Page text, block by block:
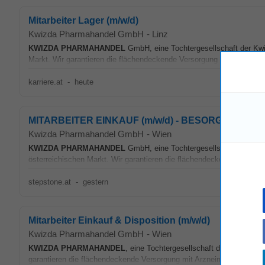
Mitarbeiter Lager (m/w/d)
Kwizda Pharmahandel GmbH - Linz
KWIZDA PHARMAHANDEL GmbH, eine Tochtergesellschaft der
Markt. Wir garantieren die flächendeckende Versorgung mit
karriere.at - heute
MITARBEITER EINKAUF (m/w/d) -
Kwizda Pharmahandel GmbH - Wien
KWIZDA PHARMAHANDEL GmbH, eine Tochtergesellschaft der
österreichischen Markt. Wir garantieren die flächendeckende
stepstone.at - gestern
Mitarbeiter Einkauf & Disposition (m/w/d)
Kwizda Pharmahandel GmbH - Wien
KWIZDA PHARMAHANDEL, eine Tochtergesellschaft der Kwizda
garantieren die flächendeckende Versorgung mit Arzneimitteln und